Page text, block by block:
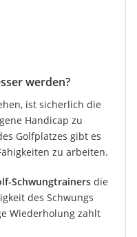
werden?
ist sicherlich die
Handicap zu
Golfplatzes gibt es
zu arbeiten.
Schwungtrainers die
des Schwungs
Wiederholung zahlt